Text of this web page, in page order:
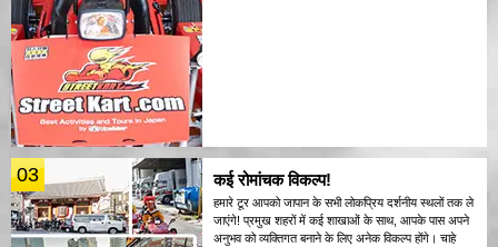
03 कई रोमांचक विकल्प!
हमारे टूर आपको जापान के सभी लोकप्रिय दर्शनीय स्थलों तक ले
जाएंगे! प्रमुख शहरों में कई शाखाओं के साथ, आपके पास अपने
अनुभव को व्यक्तिगत बनाने के लिए अनेक विकल्प होंगे। चाहे